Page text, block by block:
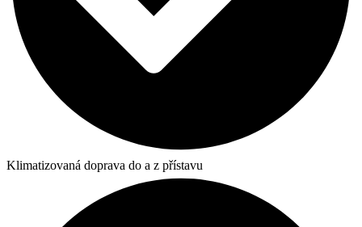
Klimatizovaná doprava do a z přístavu